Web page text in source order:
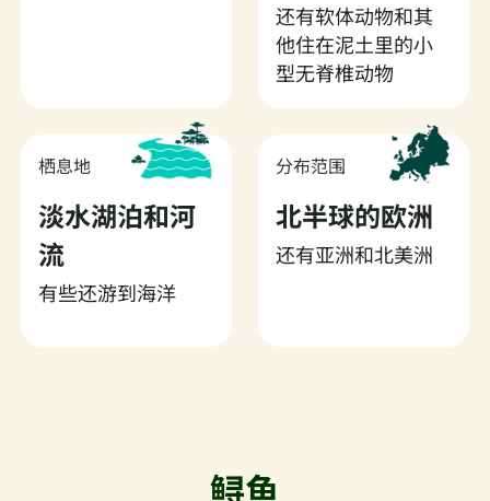
还有软体动物和其
他住在泥土里的小
型无脊椎动物
栖息地
淡水湖泊和河
流
有些还游到海洋
分布范围
北半球的欧洲
还有亚洲和北美洲
鲟鱼